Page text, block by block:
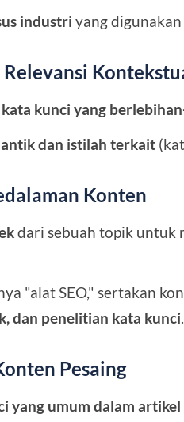
industri yang
kata kunci yang
dan istilah terkait
Konten
dari sebuah topik untuk
"alat SEO," sertakan
dan penelitian kata kunci.
Pesaing
yang umum dalam